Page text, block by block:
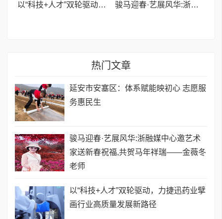
以“科技+人才”双轮驱动，力捷迅药业擘画行业高质量发展新路径 骏马迎春·艺展风华:浙融媒中心邀艺术家送新春祝福,共贺马年祥瑞——刘方老师
热门文章
延安市安塞区：体系赋能映初心 志愿服
务惠民生
骏马迎春·艺展风华:浙融媒中心邀艺术
家送新春祝福,共贺马年祥瑞——金薇冬
老师
以“科技+人才”双轮驱动，力捷迅药业擘
画行业高质量发展新路径